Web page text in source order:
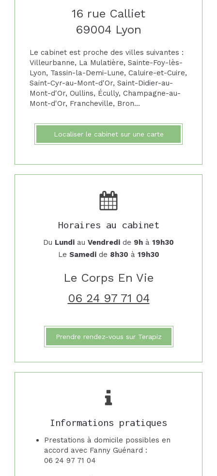
16 rue Calliet
69004 Lyon
Le cabinet est proche des villes suivantes :
Villeurbanne, La Mulatière, Sainte-Foy-lès-
Lyon, Tassin-la-Demi-Lune, Caluire-et-Cuire,
Saint-Cyr-au-Mont-d'Or, Saint-Didier-au-
Mont-d'Or, Oullins, Écully, Champagne-au-
Mont-d'Or, Francheville, Bron...
Localiser le cabinet sur une carte
Horaires au cabinet
Du Lundi au Vendredi de 9h à 19h30
Le Samedide 8h30 à 19h30
Le Corps En Vie
06 24 97 71 04
Prendre rendez-vous sur Terapiz
Informations pratiques
Prestations à domicile possibles en
accord avec Fanny Guénard :
06 24 97 71 04